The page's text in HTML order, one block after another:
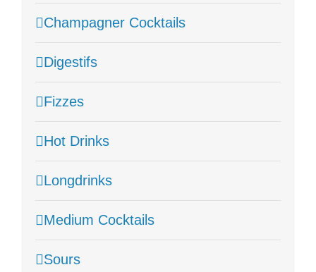
Champagner Cocktails
Digestifs
Fizzes
Hot Drinks
Longdrinks
Medium Cocktails
Sours